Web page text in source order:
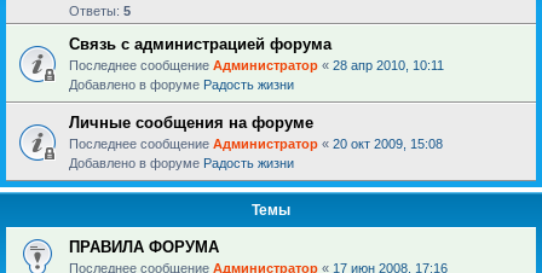
Ответы: 5
Связь с администрацией форума
Последнее сообщение Администратор « 28 апр 2010, 10:11
Добавлено в форуме Радость жизни
Личные сообщения на форуме
Последнее сообщение Администратор « 20 окт 2009, 15:08
Добавлено в форуме Радость жизни
Темы
ПРАВИЛА ФОРУМА
Последнее сообщение Администратор « 17 июн 2008, 17:16